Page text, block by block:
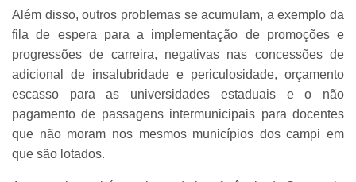
Além disso, outros problemas se acumulam, a exemplo da
fila de espera para a implementação de promoções e
progressões de carreira, negativas nas concessões de
adicional de insalubridade e periculosidade, orçamento
escasso para as universidades estaduais e o não
pagamento de passagens intermunicipais para docentes
que não moram nos mesmos municípios dos campi em
que são lotados.